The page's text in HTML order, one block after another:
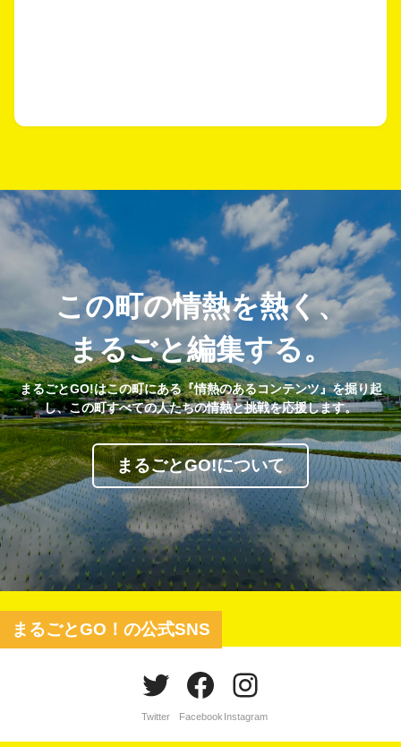
この町の情熱を熱く、
まるごと編集する。
まるごとGO!はこの町にある『情熱のあるコンテンツ』を掘り起
し、この町すべての人たちの情熱と挑戦を応援します。
まるごとGO!について
まるごとGO！の公式SNS